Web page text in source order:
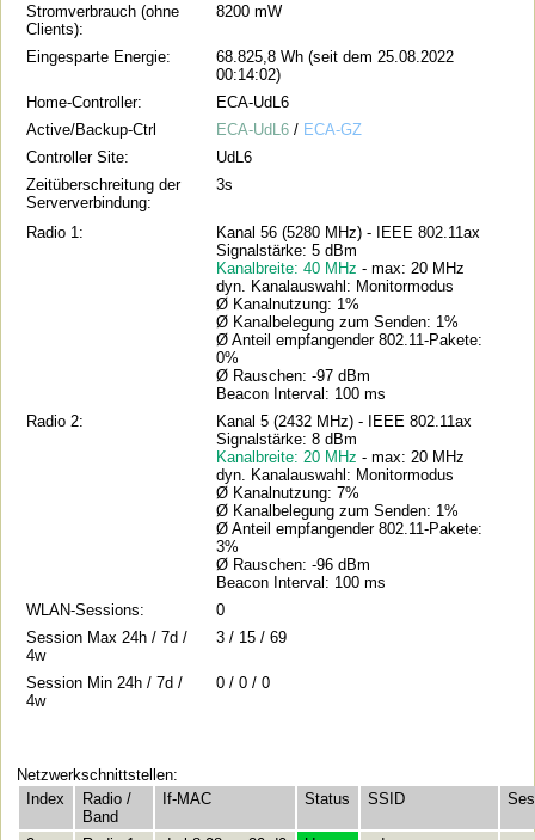
Stromverbrauch (ohne
Clients):
8200 mW
Eingesparte Energie:
68.825,8 Wh (seit dem 25.08.2022
00:14:02)
Home-Controller:
ECA-UdL6
Active/Backup-Ctrl
ECA-UdL6 / ECA-GZ
Controller Site:
UdL6
Zeitüberschreitung der
Serververbindung:
3s
Radio 1:
Kanal 56 (5280 MHz) - IEEE 802.11ax
Signalstärke: 5 dBm
Kanalbreite: 40 MHz- max: 20 MHz
dyn. Kanalauswahl: Monitormodus
Ø Kanalnutzung: 1%
Ø Kanalbelegung zum Senden: 1%
Ø Anteil empfangender 802.11-Pakete:
0%
Ø Rauschen: -97 dBm
Beacon Interval: 100 ms
Radio 2:
Kanal 5 (2432 MHz) - IEEE 802.11ax
Signalstärke: 8 dBm
Kanalbreite: 20 MHz- max: 20 MHz
dyn. Kanalauswahl: Monitormodus
Ø Kanalnutzung: 7%
Ø Kanalbelegung zum Senden: 1%
Ø Anteil empfangender 802.11-Pakete:
3%
Ø Rauschen: -96 dBm
Beacon Interval: 100 ms
WLAN-Sessions:
0
Session Max 24h / 7d /
4w
3 / 15 / 69
Session Min 24h / 7d /
4w
0 / 0 / 0
Netzwerkschnittstellen:
Index
Radio /
Band
If-MAC Status SSID